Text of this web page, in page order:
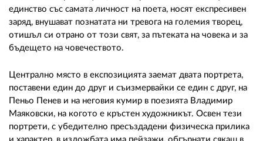
единство със самата личност на поета, носят експресивен
заряд, внушават познатата ни тревога на големия творец,
отишъл си отрано от този свят, за пътеката на човека и за
бъдещето на човечеството.
Централно място в експозицията заемат двата портрета,
поставени един до друг и съизмервайки се един с друг, на
Пеньо Пенев и на неговия кумир в поезията Владимир
Маяковски, на когото е кръстен художникът. Освен тези
портрети, с убедително пресъздадени физическа прилика